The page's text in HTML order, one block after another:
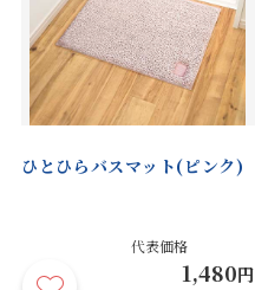
ひとひらバスマット(ピンク)
代表価格
1,480円